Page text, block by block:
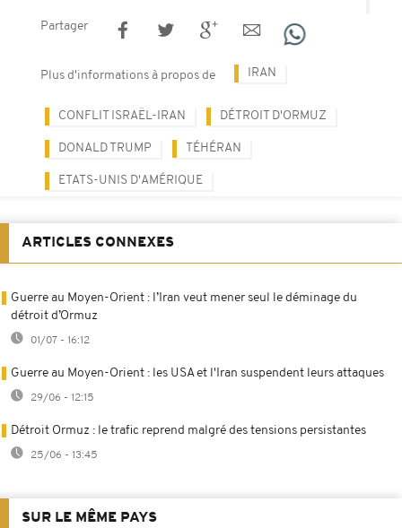
Partager
Plus d'informations à propos de IRAN
CONFLIT ISRAËL-IRAN DÉTROIT D'ORMUZ
DONALD TRUMP TÉHÉRAN
ETATS-UNIS D'AMÉRIQUE
ARTICLES CONNEXES
Guerre au Moyen-Orient : l’Iran veut mener seul le déminage du
détroit d’Ormuz
01/07 - 16:12
Guerre au Moyen-Orient : les USA et l'Iran suspendent leurs attaques
29/06 - 12:15
Détroit Ormuz : le trafic reprend malgré des tensions persistantes
25/06 - 13:45
SUR LE MÊME PAYS